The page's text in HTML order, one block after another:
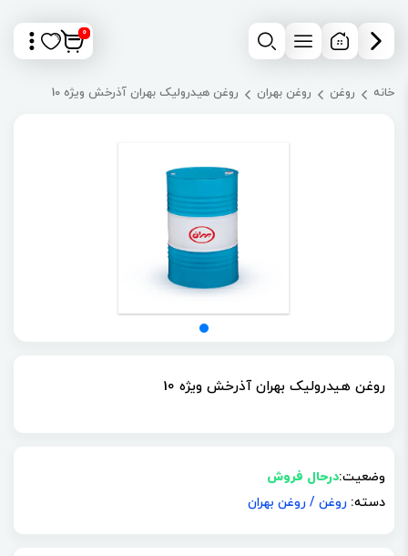
0
خانه روغن روغن بهران روغن هیدرولیک بهران آذرخش ویژه 10
روغن هیدرولیک بهران آذرخش ویژه 10
وضعیت:درحال فروش
دسته: روغن / روغن بهران